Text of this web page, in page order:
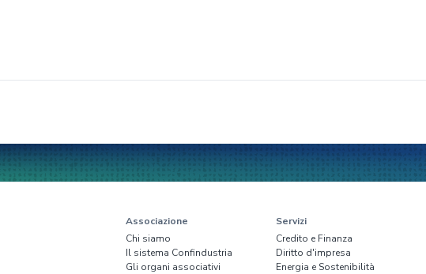
Associazione
Chi siamo
Il sistema Confindustria
Gli organi associativi
Servizi
Credito e Finanza
Diritto d'impresa
Energia e Sostenibilità